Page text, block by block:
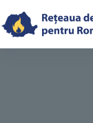
to
content